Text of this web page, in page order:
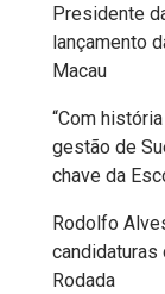
SAL
2025
FOLIA
FPM
Presidente
lançamento
Macau
“Com
gestão de
chave da
Rodolfo
candidaturas
Rodada